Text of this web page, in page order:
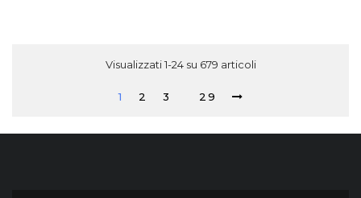
Visualizzati 1-24 su 679 articoli
1 2 3 29